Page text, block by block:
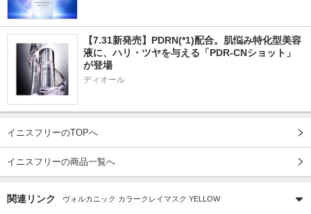
【7.31新発売】PDRN(*1)配合。肌悩み特化型美容
液に、ハリ・ツヤを与える「PDR-CNショット」
が登場
ディオール
イニスフリーのTOPへ
イニスフリーの商品一覧へ
関連リンク ヴォルカニック カラークレイマスク YELLOW